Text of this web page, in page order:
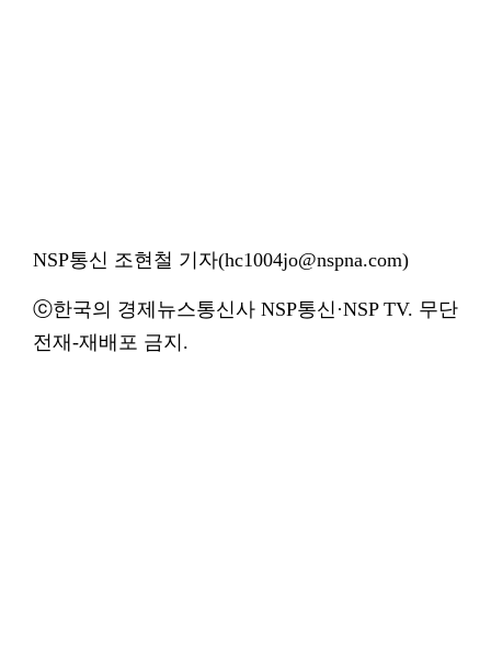
NSP통신 조현철 기자(hc1004jo@nspna.com)
ⓒ한국의 경제뉴스통신사 NSP통신·NSP TV. 무단
전재-재배포 금지.